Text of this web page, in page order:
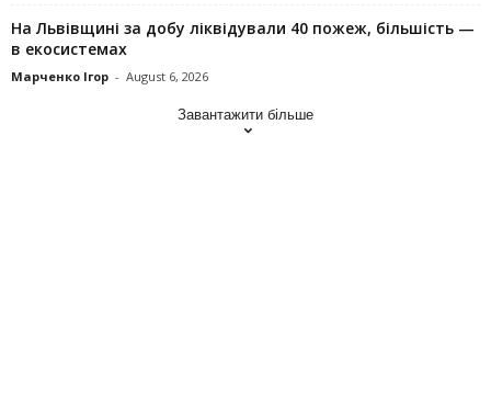
На Львівщині за добу ліквідували 40 пожеж, більшість —
в екосистемах
Марченко Ігор - August 6, 2026
Завантажити більше